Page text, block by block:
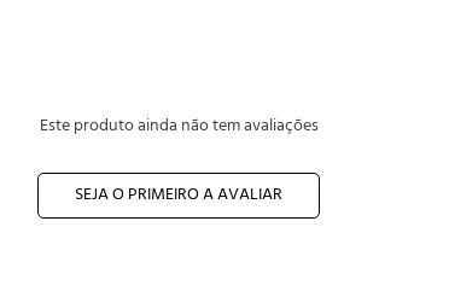
Este produto ainda não tem avaliações
SEJA O PRIMEIRO A AVALIAR